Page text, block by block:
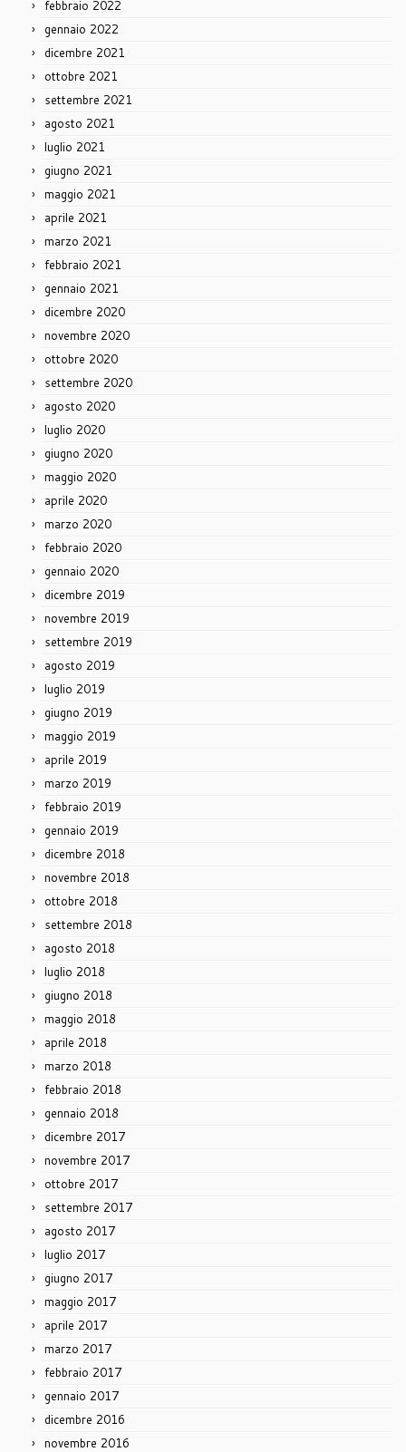
febbraio 2022
gennaio 2022
dicembre 2021
ottobre 2021
settembre 2021
agosto 2021
luglio 2021
giugno 2021
maggio 2021
aprile 2021
marzo 2021
febbraio 2021
gennaio 2021
dicembre 2020
novembre 2020
ottobre 2020
settembre 2020
agosto 2020
luglio 2020
giugno 2020
maggio 2020
aprile 2020
marzo 2020
febbraio 2020
gennaio 2020
dicembre 2019
novembre 2019
settembre 2019
agosto 2019
luglio 2019
giugno 2019
maggio 2019
aprile 2019
marzo 2019
febbraio 2019
gennaio 2019
dicembre 2018
novembre 2018
ottobre 2018
settembre 2018
agosto 2018
luglio 2018
giugno 2018
maggio 2018
aprile 2018
marzo 2018
febbraio 2018
gennaio 2018
dicembre 2017
novembre 2017
ottobre 2017
settembre 2017
agosto 2017
luglio 2017
giugno 2017
maggio 2017
aprile 2017
marzo 2017
febbraio 2017
gennaio 2017
dicembre 2016
novembre 2016